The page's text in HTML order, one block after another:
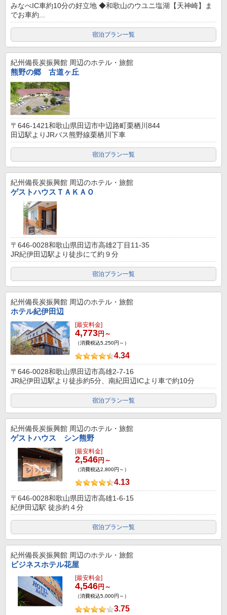
みなべIC車約10分の好立地 ◆和歌山のウユニ塩湖【天神崎】ま
でお車約...
宿泊プラン一覧
紀州備長炭振興館 周辺のホテル・旅館
熊野の郷 古道ヶ丘
〒646-1421和歌山県田辺市中辺路町栗栖川844
田辺駅よりJRバス熊野線栗栖川下車
宿泊プラン一覧
紀州備長炭振興館 周辺のホテル・旅館
ゲストハウスＴＡＫＡＯ
〒646-0028和歌山県田辺市高雄2丁目11-35
JR紀伊田辺駅より徒歩にて約９分
宿泊プラン一覧
紀州備長炭振興館 周辺のホテル・旅館
ホテル紀伊田辺
[最安料金]
4,773円～
（消費税込5,250円～）
4.34
〒646-0028和歌山県田辺市高雄2-7-16
JR紀伊田辺駅より徒歩約5分、南紀田辺ICより車で約10分
宿泊プラン一覧
紀州備長炭振興館 周辺のホテル・旅館
ゲストハウス シン熊野
[最安料金]
2,546円～
（消費税込2,800円～）
4.13
〒646-0028和歌山県田辺市高雄1-6-15
紀伊田辺駅 徒歩約４分
宿泊プラン一覧
紀州備長炭振興館 周辺のホテル・旅館
ビジネスホテル花屋
[最安料金]
4,546円～
（消費税込5,000円～）
3.75